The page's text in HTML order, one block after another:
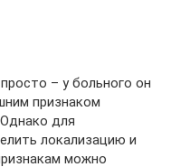
– у больного он
признаком
для
локализацию и
можно